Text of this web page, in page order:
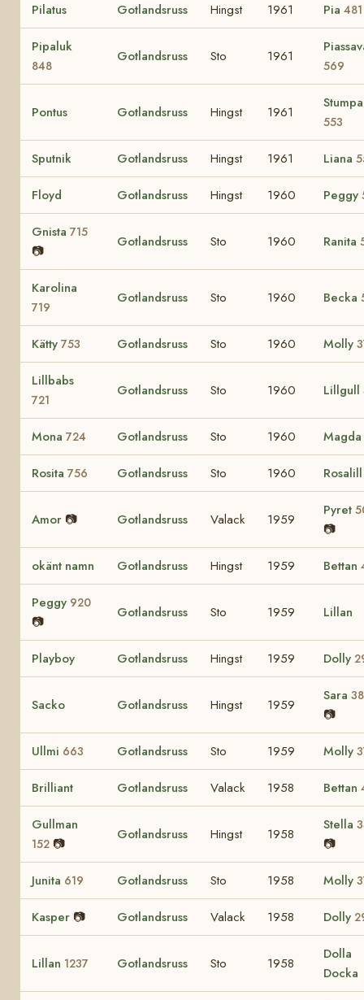
Pilatus Gotlandsruss Hingst 1961 Pia 481
Pipaluk
848
Gotlandsruss Sto 1961
569
Pontus Gotlandsruss Hingst 1961
553
Sputnik Gotlandsruss Hingst 1961 Liana
Floyd Gotlandsruss Hingst 1960 Peggy
Gnista 715
📷
Gotlandsruss Sto 1960 Ranita
Karolina
719
Gotlandsruss Sto 1960 Becka
Kätty 753 Gotlandsruss Sto 1960 Molly
Lillbabs
721
Gotlandsruss Sto 1960 Lillgull
Mona 724 Gotlandsruss Sto 1960 Magda
Rosita 756 Gotlandsruss Sto 1960
Amor 📷 Gotlandsruss Valack 1959
Pyret
📷
okänt namn Gotlandsruss Hingst 1959 Bettan
Peggy 920
📷
Gotlandsruss Sto 1959 Lillan
Playboy Gotlandsruss Hingst 1959 Dolly
Sacko Gotlandsruss Hingst 1959
Sara
📷
Ullmi 663 Gotlandsruss Sto 1959 Molly
Brilliant Gotlandsruss Valack 1958 Bettan
Gullman
152 📷
Gotlandsruss Hingst 1958
Stella
📷
Junita 619 Gotlandsruss Sto 1958 Molly
Kasper 📷 Gotlandsruss Valack 1958 Dolly
Lillan 1237 Gotlandsruss Sto 1958
Dolla
Docka